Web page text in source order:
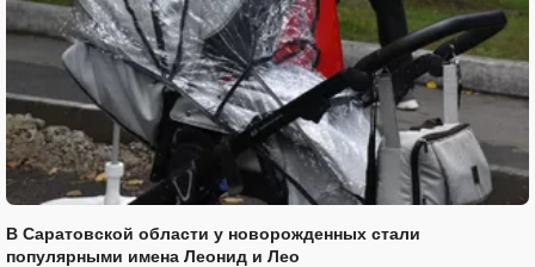
В Саратовской области у новорожденных стали
популярными имена Леонид и Лео